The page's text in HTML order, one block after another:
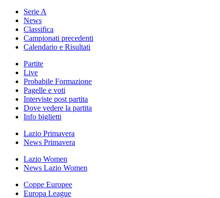
Serie A
News
Classifica
Campionati precedenti
Calendario e Risultati
Partite
Live
Probabile Formazione
Pagelle e voti
Interviste post partita
Dove vedere la partita
Info biglietti
Lazio Primavera
News Primavera
Lazio Women
News Lazio Women
Coppe Europee
Europa League